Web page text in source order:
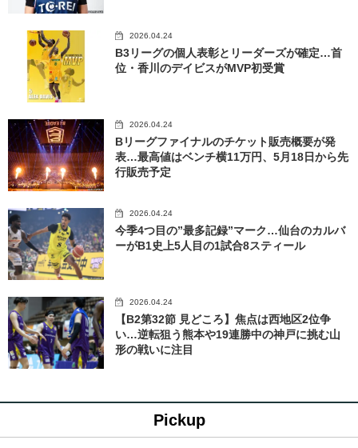
2026.04.24
B3リーグの個人表彰とリーダーズが確定…首
位・香川のデイビスがMVP初受賞
2026.04.24
Bリーグファイナルのチケット販売概要が発
表…最高値はベンチ横11万円、5月18日から先
行販売予定
2026.04.24
今季4つ目の”最多記録”マーク…仙台のカルバ
ーがB1史上5人目の1試合8スティール
2026.04.24
【B2第32節 見どころ】焦点は西地区2位争
い…逆転狙う熊本や19連勝中の神戸に挑む山
形の戦いに注目
Pickup